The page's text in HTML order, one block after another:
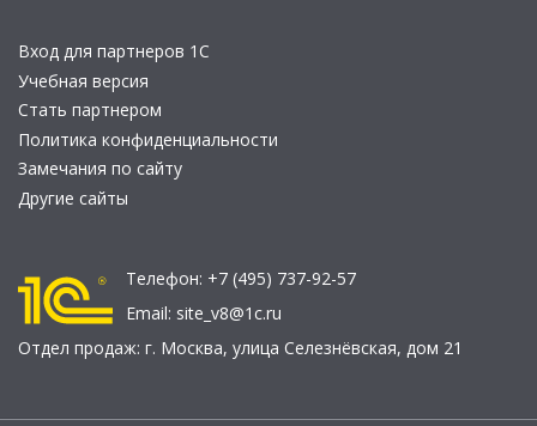
Вход для партнеров 1С
Учебная версия
Стать партнером
Политика конфиденциальности
Замечания по сайту
Другие сайты
Телефон: +7 (495) 737-92-57
Email: site_v8@1c.ru
Отдел продаж: г. Москва, улица Селезнёвская, дом 21